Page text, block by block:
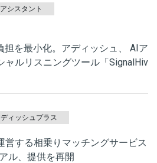
シスタント
担を最小化。アディッシュ、 AIア
ャルリスニングツール「SignalHiv
ィッシュプラス
営する相乗りマッチングサービス
ル、提供を再開